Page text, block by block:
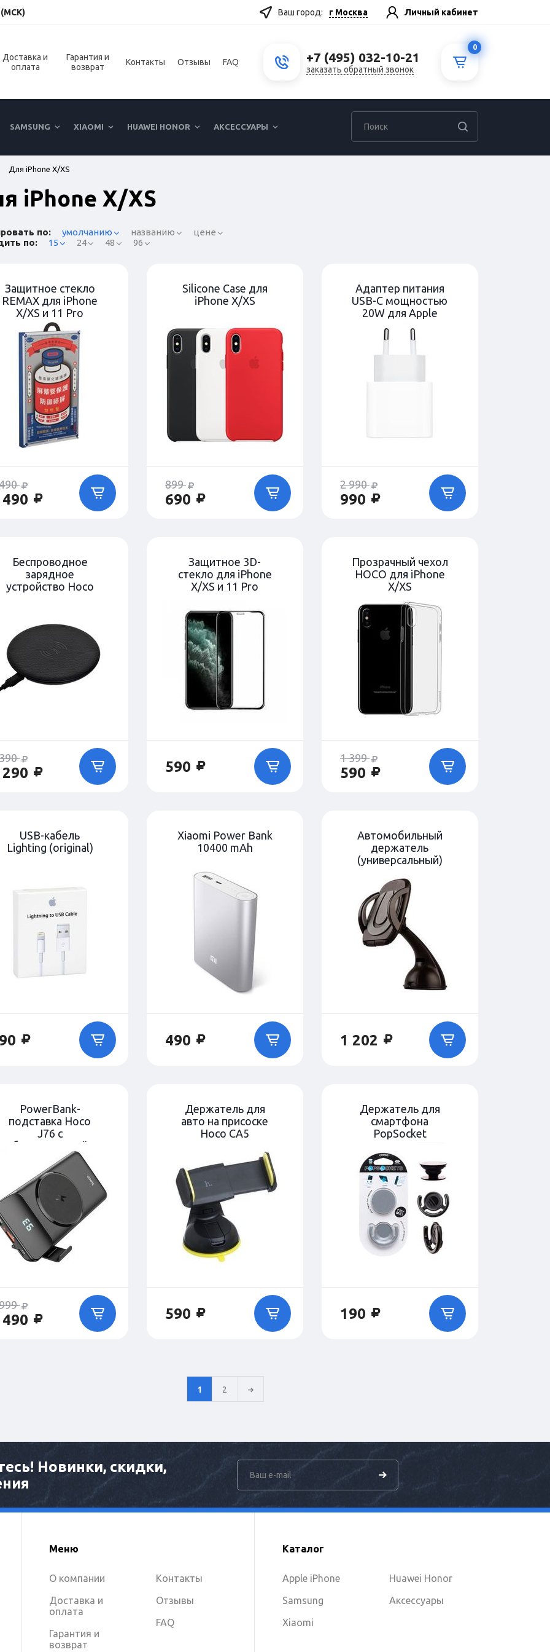
(МСК) Ваш город: г Москва Личный кабинет
Доставка и
оплата
Гарантия и
возврат
Контакты Отзывы FAQ +7 (495) 032-10-21
заказать обратный звонок
0
SAMSUNG XIAOMI HUAWEI HONOR АКСЕССУАРЫ
Для iPhone X/XS
iPhone X/XS
по: умолчанию названию
цене
по:
15 24 48 96
Защитное стекло
REMAX для iPhone
X/XS и 11 Pro
Silicone Case для
iPhone X/XS
899
690
Адаптер питания
USB-C мощностью
20W для Apple
2 990
990
Беспроводное
зарядное
устройство Hoco
Защитное 3D-
стекло для iPhone
X/XS и 11 Pro
590
Прозрачный чехол
HOCO для iPhone
X/XS
1 399
590
USB-кабель
Lighting (original)
Xiaomi Power Bank
10400 mAh
490
Автомобильный
держатель
(универсальный)
1 202
PowerBank-
подставка Hoco
J76 с
беспроводной
зарядкой 10000
mAh - Черный
Держатель для
авто на присоске
Hoco CA5
590
Держатель для
смартфона
PopSocket
190
1 2
Новинки, скидки,
Меню
О компании
Доставка и
оплата
Гарантия и
возврат
Контакты
Отзывы
FAQ
Каталог
Apple iPhone
Samsung
Xiaomi
Huawei Honor
Аксессуары